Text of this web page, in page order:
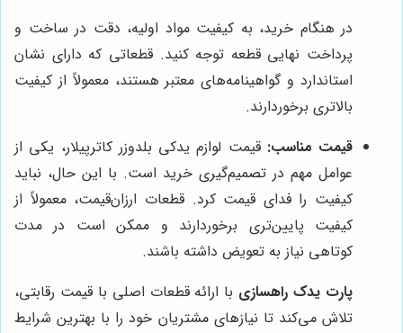
در هنگام خرید، به کیفیت مواد اولیه، دقت در ساخت و
پرداخت نهایی قطعه توجه کنید. قطعاتی که دارای نشان
استاندارد و گواهینامه‌های معتبر هستند، معمولاً از کیفیت
بالاتری برخوردارند.
قیمت مناسب: قیمت لوازم یدکی بلدوزر کاترپیلار، یکی از
عوامل مهم در تصمیم‌گیری خرید است. با این حال، نباید
کیفیت را فدای قیمت کرد. قطعات ارزان‌قیمت، معمولاً از
کیفیت پایین‌تری برخوردارند و ممکن است در مدت
کوتاهی نیاز به تعویض داشته باشند.
پارت یدک راهسازی با ارائه قطعات اصلی با قیمت رقابتی،
تلاش می‌کند تا نیازهای مشتریان خود را با بهترین شرایط